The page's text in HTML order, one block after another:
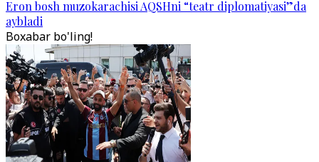
Eron bosh muzokarachisi AQSHni “teatr diplomatiyasi”da
aybladi
Boxabar bo'ling!